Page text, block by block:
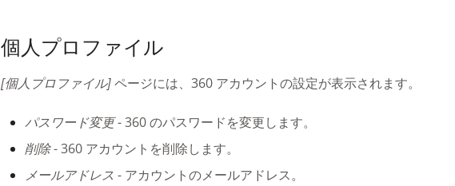
個人プロファイル
[個人プロファイル]ページには、360 アカウントの設定が表示されます。
パスワード変更- 360 のパスワードを変更します。
削除- 360 アカウントを削除します。
メールアドレス - アカウントのメールアドレス。